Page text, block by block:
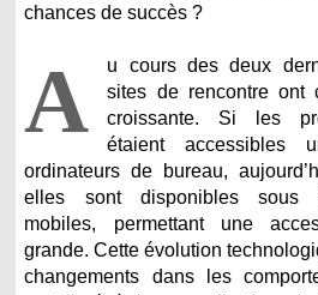
chances de succès ?
A
u cours des deux
sites de rencontre ont
croissante. Si les
étaient accessibles
ordinateurs de bureau,
elles sont disponibles sous
mobiles, permettant une
grande. Cette évolution
changements dans les